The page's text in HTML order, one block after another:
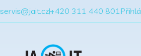
servis@jait.cz+420 311 440 801